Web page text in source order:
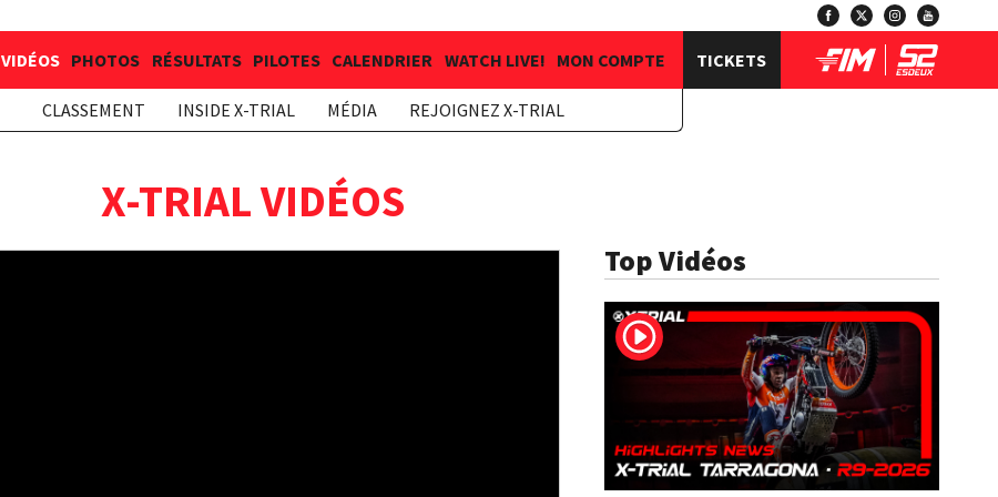
VIDÉOS PHOTOS RÉSULTATS PILOTES CALENDRIER WATCH LIVE! MON COMPTE
CLASSEMENT INSIDE X-TRIAL MÉDIA REJOIGNEZ X-TRIAL
TICKETS
X-TRIAL VIDÉOS
Top Vidéos